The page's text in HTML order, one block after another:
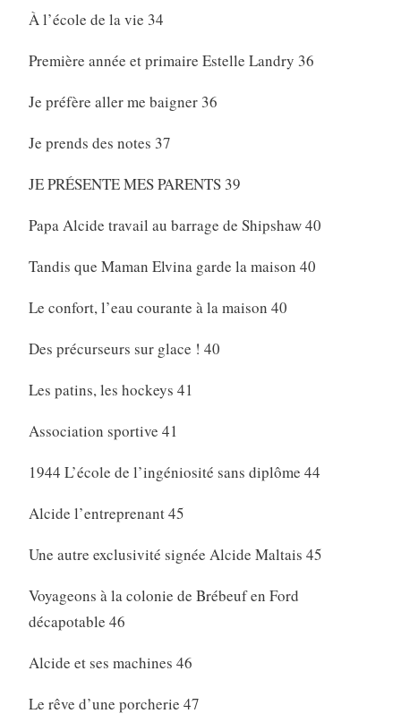
À l’école de la vie 34
Première année et primaire Estelle Landry 36
Je préfère aller me baigner 36
Je prends des notes 37
JE PRÉSENTE MES PARENTS 39
Papa Alcide travail au barrage de Shipshaw 40
Tandis que Maman Elvina garde la maison 40
Le confort, l’eau courante à la maison 40
Des précurseurs sur glace ! 40
Les patins, les hockeys 41
Association sportive 41
1944 L’école de l’ingéniosité sans diplôme 44
Alcide l’entreprenant 45
Une autre exclusivité signée Alcide Maltais 45
Voyageons à la colonie de Brébeuf en Ford
décapotable 46
Alcide et ses machines 46
Le rêve d’une porcherie 47